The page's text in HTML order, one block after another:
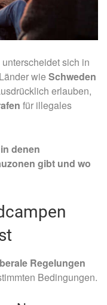
sich in
wie Schweden
erlauben,
für illegales
denen
gibt und wo
Regelungen
Bedingungen.